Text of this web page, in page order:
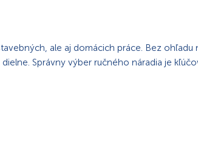
ale aj domácich práce. Bez
Správny výber ručného náradia je
nakoľko vyniká svojou univerzálnosťou a
prenosnosť, prispôsobivosť a cenová